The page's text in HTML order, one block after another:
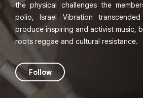
the physical challenges the
polio, Israel Vibration
produce inspiring and activist music,
roots reggae and cultural resistance.
Follow